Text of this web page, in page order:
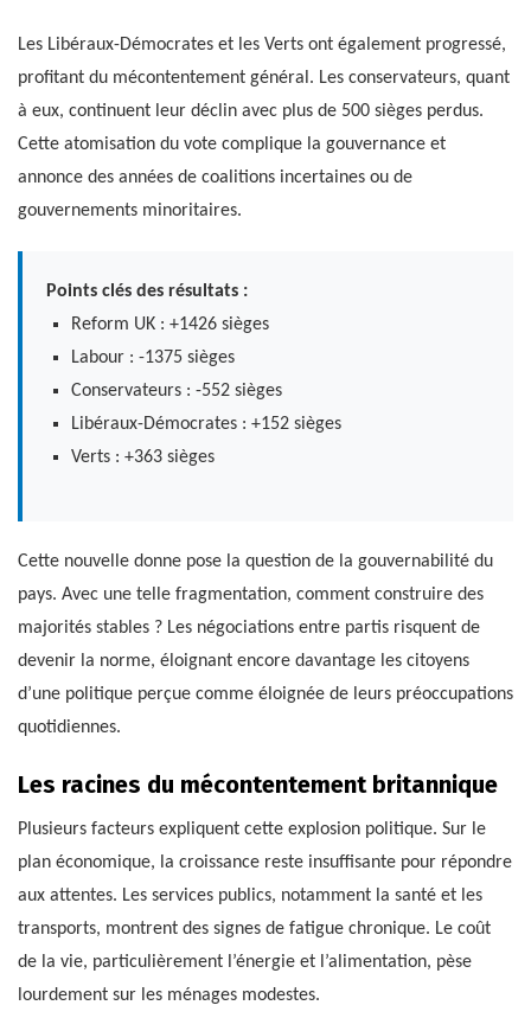
Les Libéraux-Démocrates et les Verts ont également progressé,
profitant du mécontentement général. Les conservateurs, quant
à eux, continuent leur déclin avec plus de 500 sièges perdus.
Cette atomisation du vote complique la gouvernance et
annonce des années de coalitions incertaines ou de
gouvernements minoritaires.
Points clés des résultats :
Reform UK : +1426 sièges
Labour : -1375 sièges
Conservateurs : -552 sièges
Libéraux-Démocrates : +152 sièges
Verts : +363 sièges
Cette nouvelle donne pose la question de la gouvernabilité du
pays. Avec une telle fragmentation, comment construire des
majorités stables ? Les négociations entre partis risquent de
devenir la norme, éloignant encore davantage les citoyens
d’une politique perçue comme éloignée de leurs préoccupations
quotidiennes.
Les racines du mécontentement britannique
Plusieurs facteurs expliquent cette explosion politique. Sur le
plan économique, la croissance reste insuffisante pour répondre
aux attentes. Les services publics, notamment la santé et les
transports, montrent des signes de fatigue chronique. Le coût
de la vie, particulièrement l’énergie et l’alimentation, pèse
lourdement sur les ménages modestes.